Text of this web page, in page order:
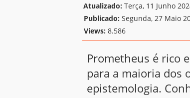
Atualizado: Terça, 11 Junho
Publicado: Segunda, 27 Maio
Views: 8.586
Prometheus é rico
para a maioria dos
epistemologia.